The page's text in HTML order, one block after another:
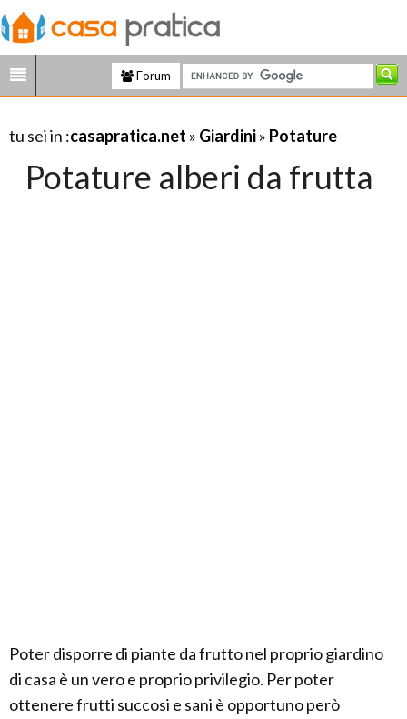
Forum
tu sei in :casapratica.net » Giardini» Potature
Potature alberi da frutta
Poter disporre di piante da frutto nel proprio giardino
di casa è un vero e proprio privilegio. Per poter
ottenere frutti succosi e sani è opportuno però